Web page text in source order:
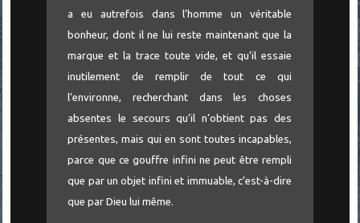
a eu autrefois dans l’homme un véritable
bonheur, dont il ne lui reste maintenant que la
marque et la trace toute vide, et qu’il essaie
inutilement de remplir de tout ce qui
l’environne, recherchant dans les choses
absentes le secours qu’il n’obtient pas des
présentes, mais qui en sont toutes incapables,
parce que ce gouffre infini ne peut être rempli
que par un objet infini et immuable, c’est-à-dire
que par Dieu lui même.